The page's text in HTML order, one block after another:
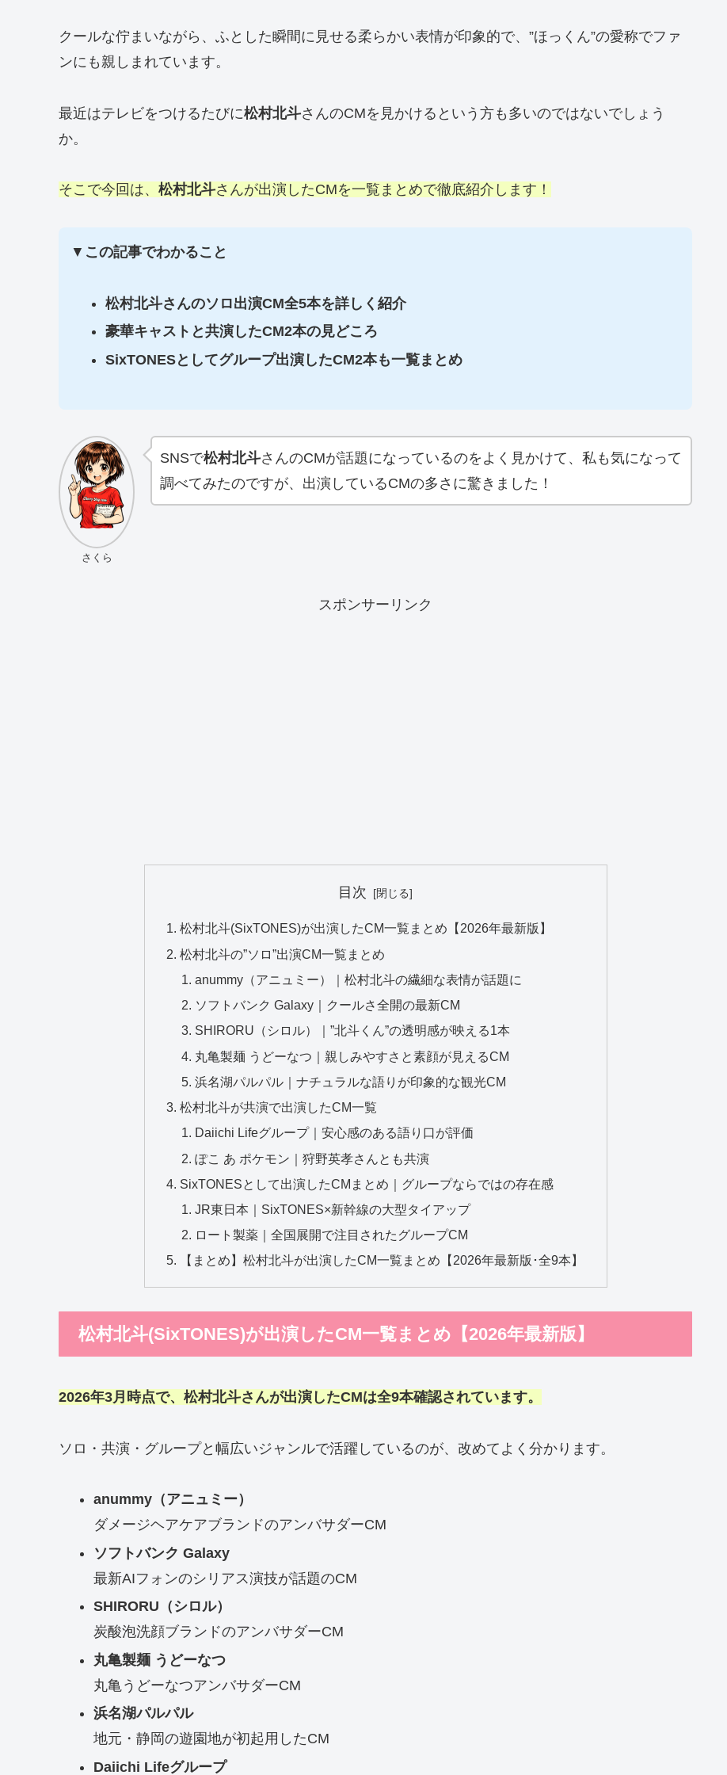
クールな佇まいながら、ふとした瞬間に見せる柔らかい表情が印象的で、”ほっくん”の愛称でファ
ンにも親しまれています。
最近はテレビをつけるたびに松村北斗さんのCMを見かけるという方も多いのではないでしょう
か。
そこで今回は、 松村北斗さんが出演したCMを一覧まとめで徹底紹介します！
▼ この記事でわかること
松村北斗さんのソロ出演CM全5本を詳しく紹介
豪華キャストと共演したCM2本の見どころ
SixTONESとしてグループ出演したCM2本も一覧まとめ
さくら
SNSで松村北斗さんのCMが話題になっているのをよく見かけて、私も気になって
調べてみたのですが、出演しているCMの多さに驚きました！
スポンサーリンク
目次
松村北斗(SixTONES)が出演したCM一覧まとめ【2026年最新版】
松村北斗の”ソロ”出演CM一覧まとめ
anummy（アニュミー）｜松村北斗の繊細な表情が話題に
ソフトバンク Galaxy｜クールさ全開の最新CM
SHIRORU（シロル）｜”北斗くん”の透明感が映える1本
丸亀製麺 うどーなつ｜親しみやすさと素顔が見えるCM
浜名湖パルパル｜ナチュラルな語りが印象的な観光CM
松村北斗が共演で出演したCM一覧
Daiichi Lifeグループ｜安心感のある語り口が評価
ぽこ あ ポケモン｜狩野英孝さんとも共演
SixTONESとして出演したCMまとめ｜グループならではの存在感
JR東日本｜SixTONES×新幹線の大型タイアップ
ロート製薬｜全国展開で注目されたグループCM
【まとめ】松村北斗が出演したCM一覧まとめ【2026年最新版･全9本】
松村北斗(SixTONES)が出演したCM一覧まとめ【2026年最新版】
2026年3月時点で、松村北斗さんが出演したCMは全9本確認されています。
ソロ・共演・グループと幅広いジャンルで活躍しているのが、改めてよく分かります。
anummy（アニュミー）
ダメージヘアケアブランドのアンバサダーCM
ソフトバンク Galaxy
最新AIフォンのシリアス演技が話題のCM
SHIRORU（シロル）
炭酸泡洗顔ブランドのアンバサダーCM
丸亀製麺 うどーなつ
丸亀うどーなつアンバサダーCM
浜名湖パルパル
地元・静岡の遊園地が初起用したCM
Daiichi Lifeグループ